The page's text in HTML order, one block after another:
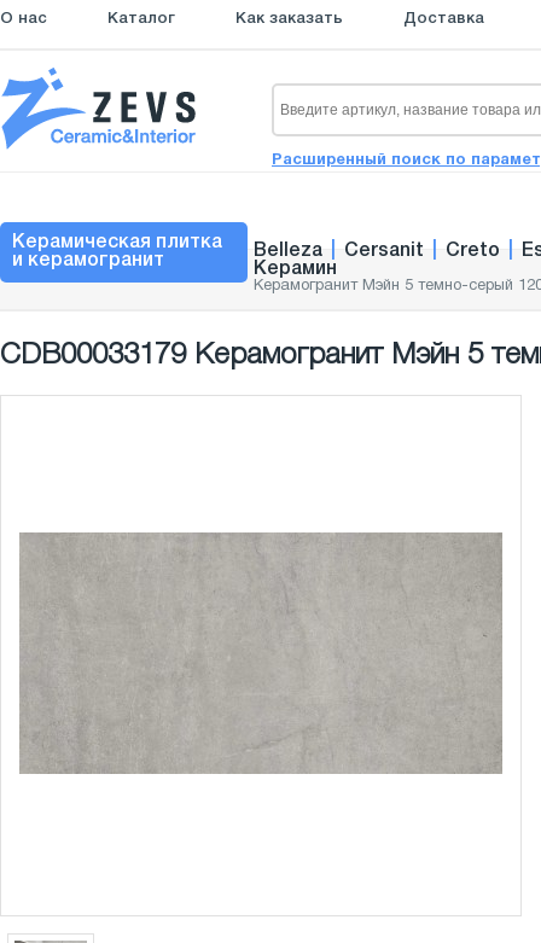
О нас Каталог Как заказать Доставка
Расширенный поиск по
Керамическая плитка
и керамогранит
Belleza Cersanit Creto
Керамин
Керамогранит Мэйн 5 темно-серый
CDB00033179 Керамогранит Мэйн 5